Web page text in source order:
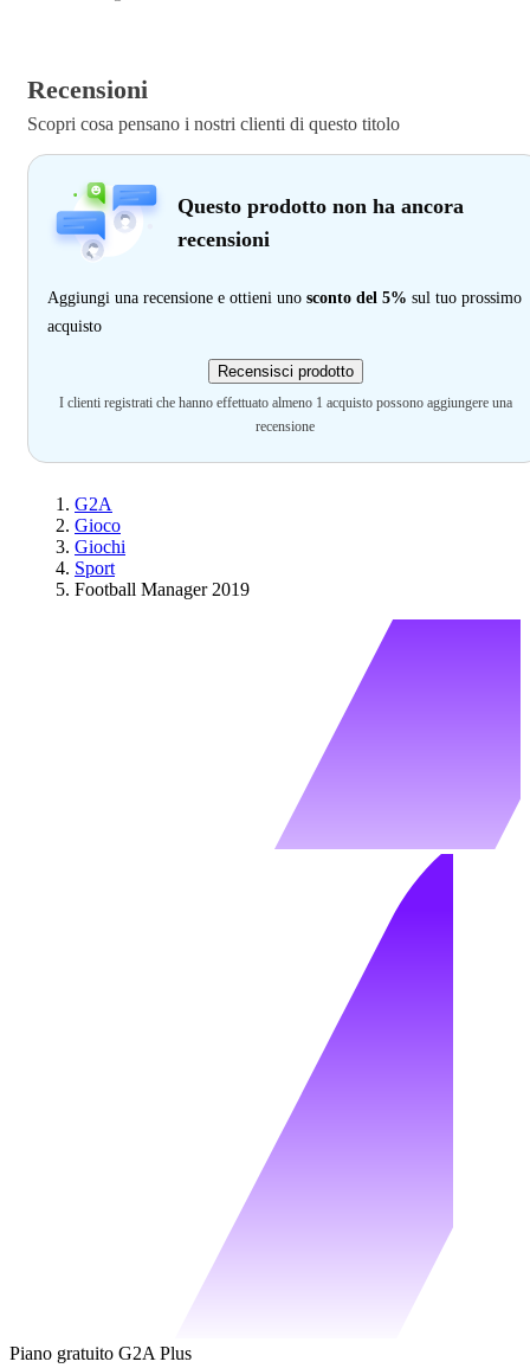
Recensioni
Scopri cosa pensano i nostri clienti di questo titolo
Questo prodotto non ha ancora
recensioni
Aggiungi una recensione e ottieni uno sconto del 5% sul tuo prossimo
acquisto
Recensisci prodotto
I clienti registrati che hanno effettuato almeno 1 acquisto possono aggiungere una
recensione
G2A
Gioco
Giochi
Sport
Football Manager 2019
Piano gratuito G2A Plus